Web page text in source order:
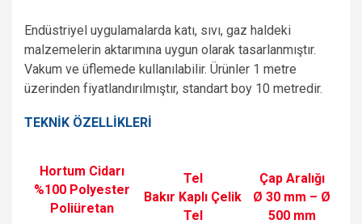
Endüstriyel uygulamalarda katı, sıvı, gaz haldeki
malzemelerin aktarımına uygun olarak tasarlanmıştır.
Vakum ve üflemede kullanılabilir. Ürünler 1 metre
üzerinden fiyatlandırılmıştır, standart boy 10 metredir.
TEKNİK ÖZELLİKLERİ
Hortum Cidarı
%100 Polyester
Poliüretan
Tel
Bakır Kaplı Çelik
Tel
Çap Aralığı
Ø 30 mm – Ø
500 mm